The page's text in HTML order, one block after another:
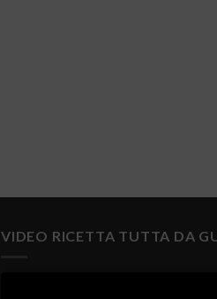
VIDEO RICETTA TUTTA DA